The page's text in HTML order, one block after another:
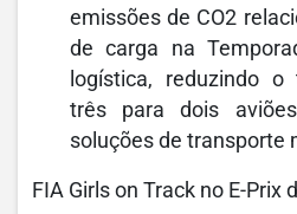
emissões de CO2
de carga na
logística, reduzindo
três para dois
soluções de transporte
FIA Girls on Track no E-Prix